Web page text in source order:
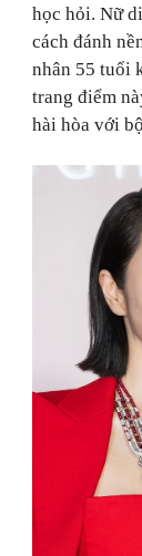
học hỏi. Nữ
cách đánh
nhân 55 tuổi
trang điểm
hài hòa với